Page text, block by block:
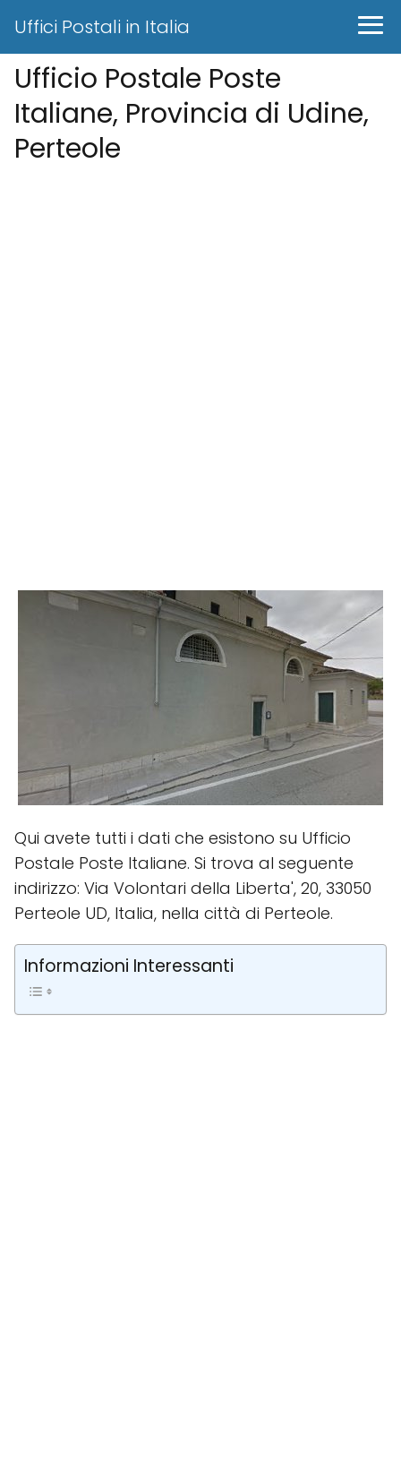
Uffici Postali in Italia
Ufficio Postale Poste
Italiane, Provincia di Udine,
Perteole
Qui avete tutti i dati che esistono su Ufficio
Postale Poste Italiane. Si trova al seguente
indirizzo: Via Volontari della Liberta', 20, 33050
Perteole UD, Italia, nella città di Perteole.
Informazioni Interessanti